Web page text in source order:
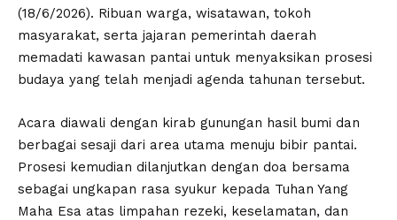
(18/6/2026). Ribuan warga, wisatawan, tokoh
masyarakat, serta jajaran pemerintah daerah
memadati kawasan pantai untuk menyaksikan prosesi
budaya yang telah menjadi agenda tahunan tersebut.
Acara diawali dengan kirab gunungan hasil bumi dan
berbagai sesaji dari area utama menuju bibir pantai.
Prosesi kemudian dilanjutkan dengan doa bersama
sebagai ungkapan rasa syukur kepada Tuhan Yang
Maha Esa atas limpahan rezeki, keselamatan, dan